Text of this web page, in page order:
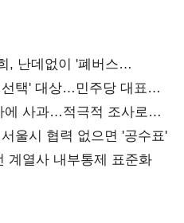
, 난데없이 '폐버스
택' 대상…민주당 대표로
에 사과…적극적 조사로
울시 협력 없으면 '공수표'
계열사 내부통제 표준화